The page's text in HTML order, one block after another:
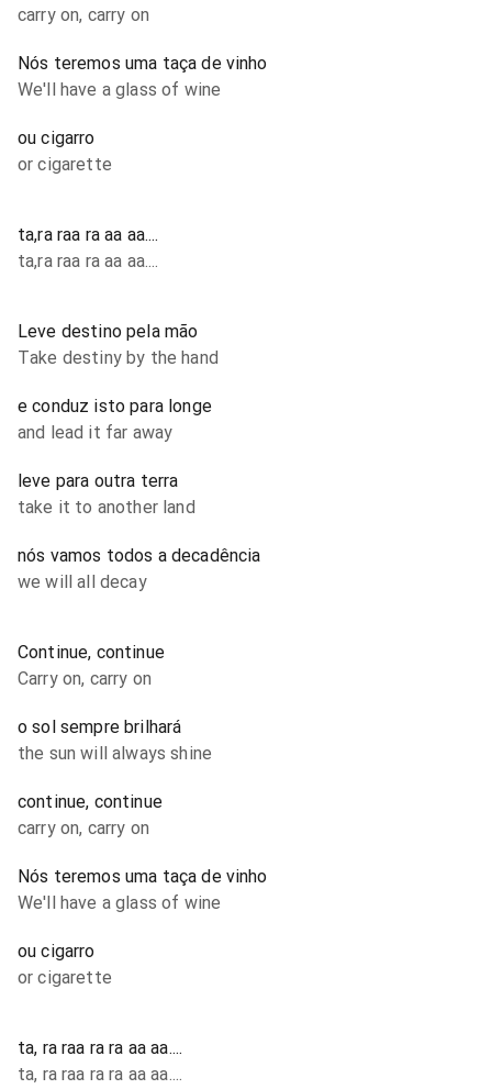
carry on, carry on
Nós teremos uma taça de vinho
We'll have a glass of wine
ou cigarro
or cigarette
ta,ra raa ra aa aa....
ta,ra raa ra aa aa....
Leve destino pela mão
Take destiny by the hand
e conduz isto para longe
and lead it far away
leve para outra terra
take it to another land
nós vamos todos a decadência
we will all decay
Continue, continue
Carry on, carry on
o sol sempre brilhará
the sun will always shine
continue, continue
carry on, carry on
Nós teremos uma taça de vinho
We'll have a glass of wine
ou cigarro
or cigarette
ta, ra raa ra ra aa aa....
ta, ra raa ra ra aa aa....